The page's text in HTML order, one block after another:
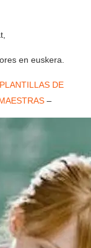
en euskera.
PLANTILLAS DE
–